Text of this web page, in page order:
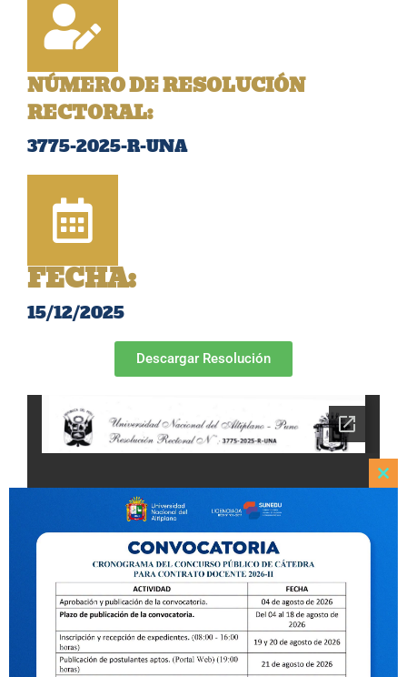
NÚMERO DE RESOLUCIÓN
RECTORAL:
3775-2025-R-UNA
FECHA:
15/12/2025
Descargar Resolución